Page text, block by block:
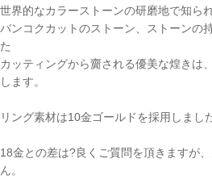
世界的なカラーストーンの研磨地で知ら
バンコクカットのストーン、ストーンの
た
カッティングから齎される優美な煌きは
します。
リング素材は10金ゴールドを採用しまし
18金との差は?良くご質問を頂きますが
ん。